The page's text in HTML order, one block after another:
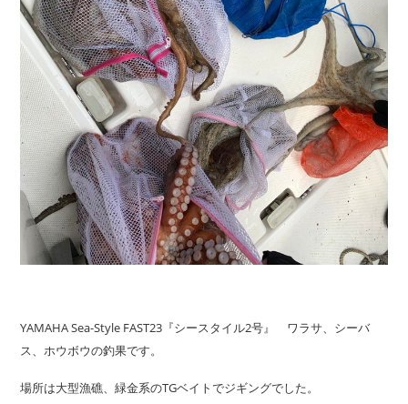
YAMAHA Sea-Style FAST23『シースタイル2号』 ワラサ、シーバ
ス、ホウボウの釣果です。
場所は大型漁礁、緑金系のTGベイトでジギングでした。